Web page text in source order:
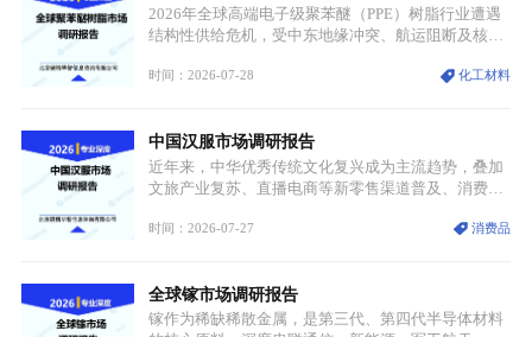
产业，成为现代工业体系中不可或缺的基础材料。
2026年全球高端电子级聚苯醚（PPE）树脂行业遭遇
结构性供给危机，受中东地缘冲突、航运阻断及核心
停产，行业长期维持寡头垄断的供应链格局彻底瓦
价无市”的供给真空，并沿高频覆铜板、PCB电路板向
AI服务器、5G基站等高端电子终端持续传导，全产业
链生产、成本、交付均承受巨大压力。
时间：2026-07-28 化工材料
中国汉服市场调研报告
近年来，中华优秀传统文化复兴成为主流趋势，叠加
文旅产业复苏、直播电商等新零售渠道普及、消费群
服不再局限于传统节日、古风活动等小众场景，逐步
重要载体。同时，行业标准落地、生产技术升级、原
创设计能力提升，进一步夯实产业发展根基，吸引传
时间：2026-07-27 消费品
全球镓市场调研报告
镓作为稀缺稀散金属，是第三代、第四代半导体材料